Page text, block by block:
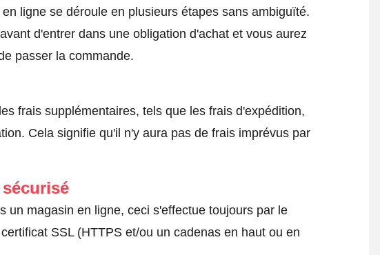
ligne se déroule en plusieurs étapes sans ambiguïté.
d'entrer dans une obligation d'achat et vous aurez
passer la commande.
frais supplémentaires, tels que les frais d'expédition,
Cela signifie qu'il n'y aura pas de frais imprévus par
un magasin en ligne, ceci s'effectue toujours par le
SSL (HTTPS et/ou un cadenas en haut ou en